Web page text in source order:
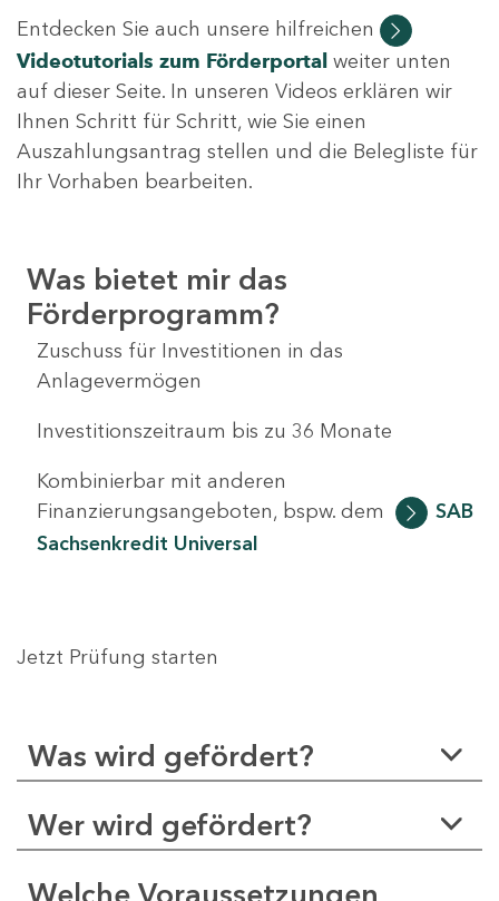
Entdecken Sie auch unsere hilfreichen
Videotutorials zum Förderportal weiter unten
auf dieser Seite. In unseren Videos erklären wir
Ihnen Schritt für Schritt, wie Sie einen
Auszahlungsantrag stellen und die Belegliste für
Ihr Vorhaben bearbeiten.
Was bietet mir das
Förderprogramm?
Zuschuss für Investitionen in das
Anlagevermögen
Investitionszeitraum bis zu 36 Monate
Kombinierbar mit anderen
Finanzierungsangeboten, bspw. dem
SAB
Sachsenkredit Universal
Jetzt Prüfung starten
Was wird gefördert?
Wer wird gefördert?
Welche Voraussetzungen